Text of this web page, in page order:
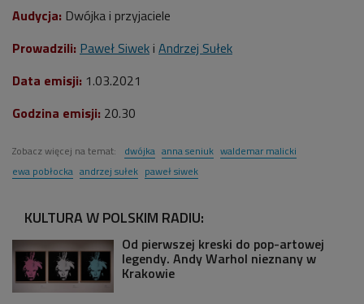
Audycja: Dwójka i przyjaciele
Prowadzili: Paweł Siwek i Andrzej Sułek
Data emisji: 1.03.2021
Godzina emisji: 20.30
Zobacz więcej na temat: dwójka anna seniuk waldemar malicki
ewa pobłocka andrzej sułek paweł siwek
KULTURA W POLSKIM RADIU:
Od pierwszej kreski do pop-artowej
legendy. Andy Warhol nieznany w
Krakowie